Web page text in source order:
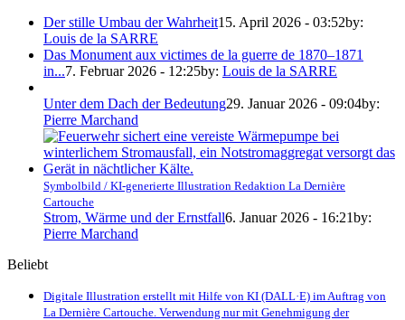
Der stille Umbau der Wahrheit15. April 2026 - 03:52by:
Louis de la SARRE
Das Monument aux victimes de la guerre de 1870–1871
in...7. Februar 2026 - 12:25by: Louis de la SARRE
Unter dem Dach der Bedeutung29. Januar 2026 - 09:04by:
Pierre Marchand
Symbolbild / KI-generierte Illustration Redaktion La Dernière
Cartouche
Strom, Wärme und der Ernstfall6. Januar 2026 - 16:21by:
Pierre Marchand
Beliebt
Digitale Illustration erstellt mit Hilfe von KI (DALL·E) im Auftrag von
La Dernière Cartouche. Verwendung nur mit Genehmigung der